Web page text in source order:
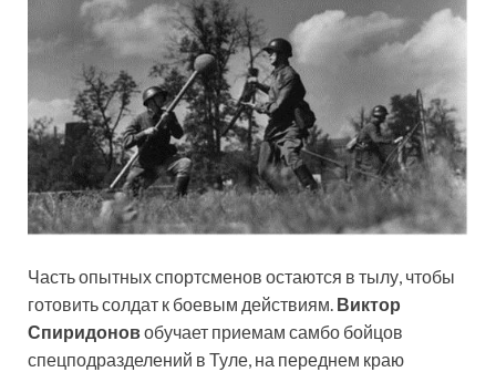
Часть опытных спортсменов остаются в тылу, чтобы
готовить солдат к боевым действиям. Виктор
Спиридоновобучает приемам самбо бойцов
спецподразделений в Туле, на переднем краю